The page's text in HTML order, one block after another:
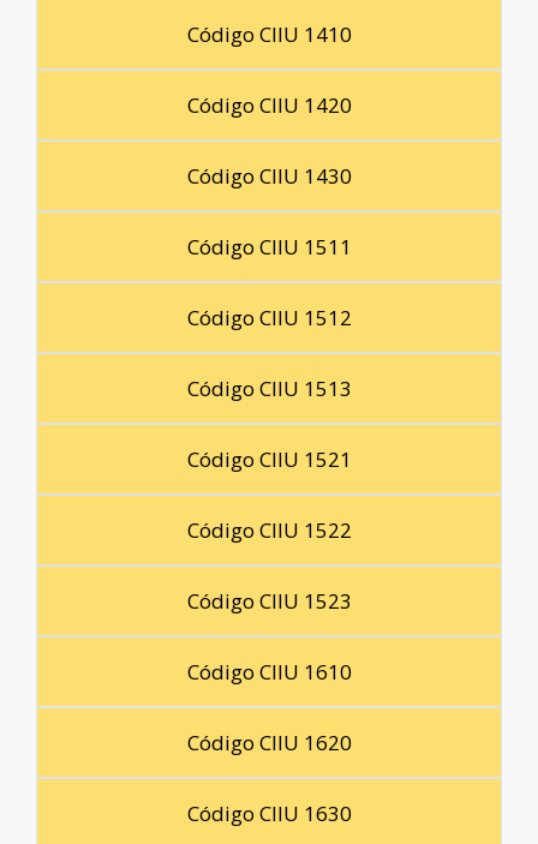
Código CIIU 1410
Código CIIU 1420
Código CIIU 1430
Código CIIU 1511
Código CIIU 1512
Código CIIU 1513
Código CIIU 1521
Código CIIU 1522
Código CIIU 1523
Código CIIU 1610
Código CIIU 1620
Código CIIU 1630